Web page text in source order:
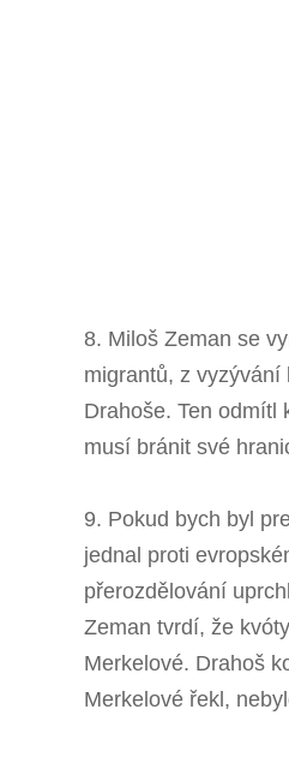
8. Miloš Zeman se
migrantů, z
Drahoše. Ten odmítl
musí bránit své
9. Pokud bych byl
jednal proti
přerozdělování
Zeman tvrdí, že
Merkelové. Drahoš
Merkelové řekl,